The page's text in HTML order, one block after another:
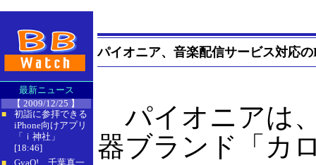
最新ニュース
【 2009/12/25 】
■
初詣に参拝できる
iPhone向けアプリ
「ｉ神社」
[18:46]
■
GyaO!、千葉真一
パイオニア、音楽配信サービス対応
パイオニアは
器ブランド「カ